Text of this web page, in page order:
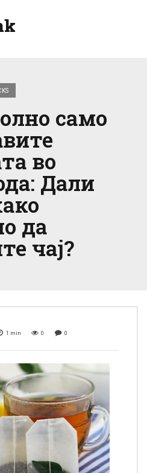
само
во
Дали
да
чај?
1 min 0 0